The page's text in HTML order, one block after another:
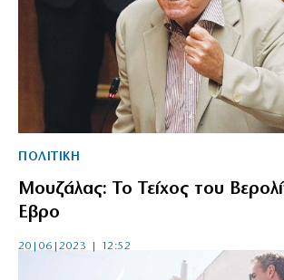
ΠΟΛΙΤΙΚΗ
Μουζάλας: Το Τείχος του
Εβρο
20|06|2023 | 12:52